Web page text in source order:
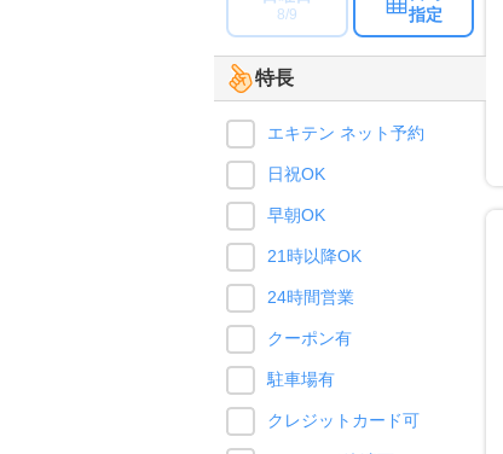
8/9
指定
特長
エキテン ネット予約
日祝OK
早朝OK
21時以降OK
24時間営業
クーポン有
駐車場有
クレジットカード可